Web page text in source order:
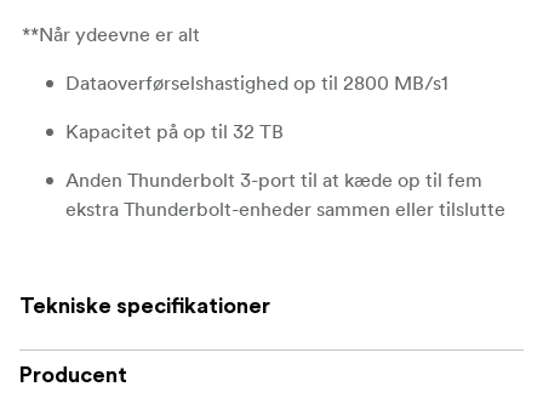
**Når ydeevne er alt
Dataoverførselshastighed op til 2800 MB/s1
Kapacitet på op til 32 TB
Anden Thunderbolt 3-port til at kæde op til fem
ekstra Thunderbolt-enheder sammen eller tilslutte
kuffert
Tekniske specifikationer
Producent